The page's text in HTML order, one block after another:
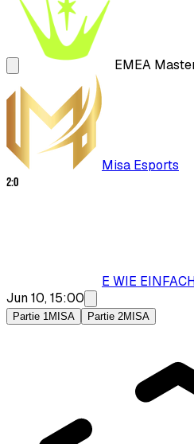
EMEA
Misa Esports
2:0
E WIE
Jun 10, 15:00
Partie 1MISA Partie 2MISA